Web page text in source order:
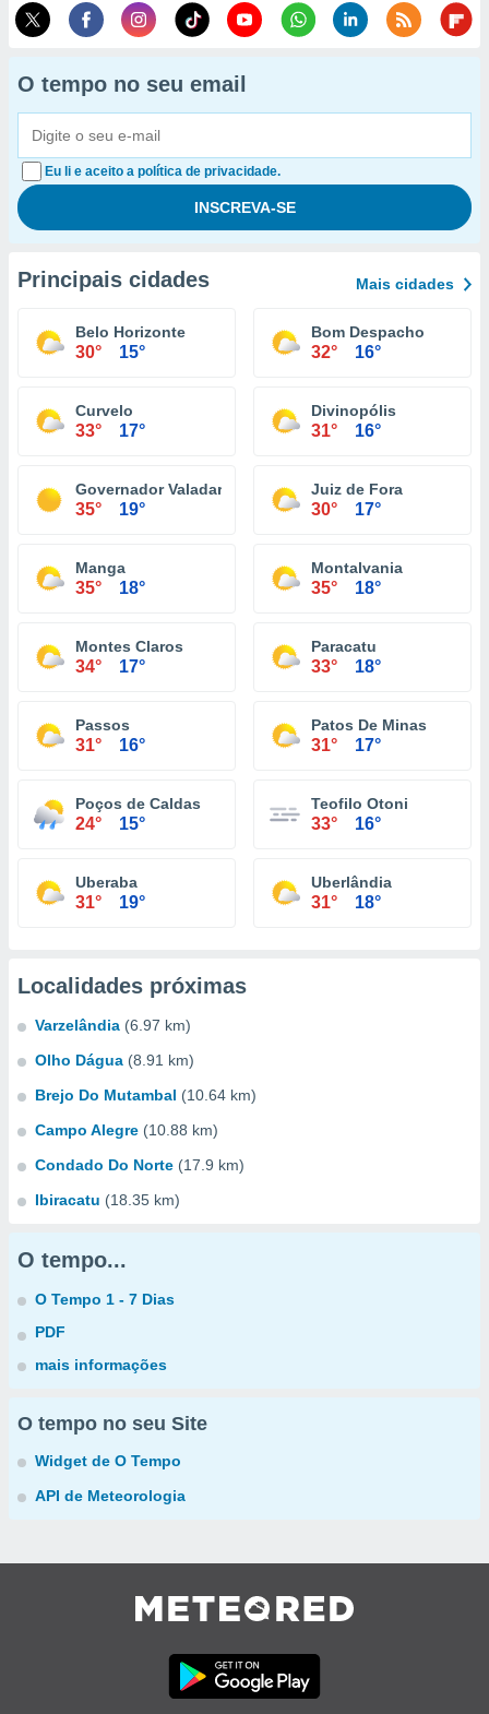
O tempo no seu email
Eu li e aceito a política de privacidade.
Principais cidades Mais cidades
Belo Horizonte
30° 15°
Bom Despacho
32° 16°
Curvelo
33° 17°
Divinopólis
31° 16°
Governador Valadares
35° 19°
Juiz de Fora
30° 17°
Manga
35° 18°
Montalvania
35° 18°
Montes Claros
34° 17°
Paracatu
33° 18°
Passos
31° 16°
Patos De Minas
31° 17°
Poços de Caldas
24° 15°
Teofilo Otoni
33° 16°
Uberaba
31° 19°
Uberlândia
31° 18°
Localidades próximas
Varzelândia (6.97 km)
Olho Dágua (8.91 km)
Brejo Do Mutambal (10.64 km)
Campo Alegre (10.88 km)
Condado Do Norte (17.9 km)
Ibiracatu (18.35 km)
O tempo...
O Tempo 1 - 7 Dias
PDF
mais informações
O tempo no seu Site
Widget de O Tempo
API de Meteorologia